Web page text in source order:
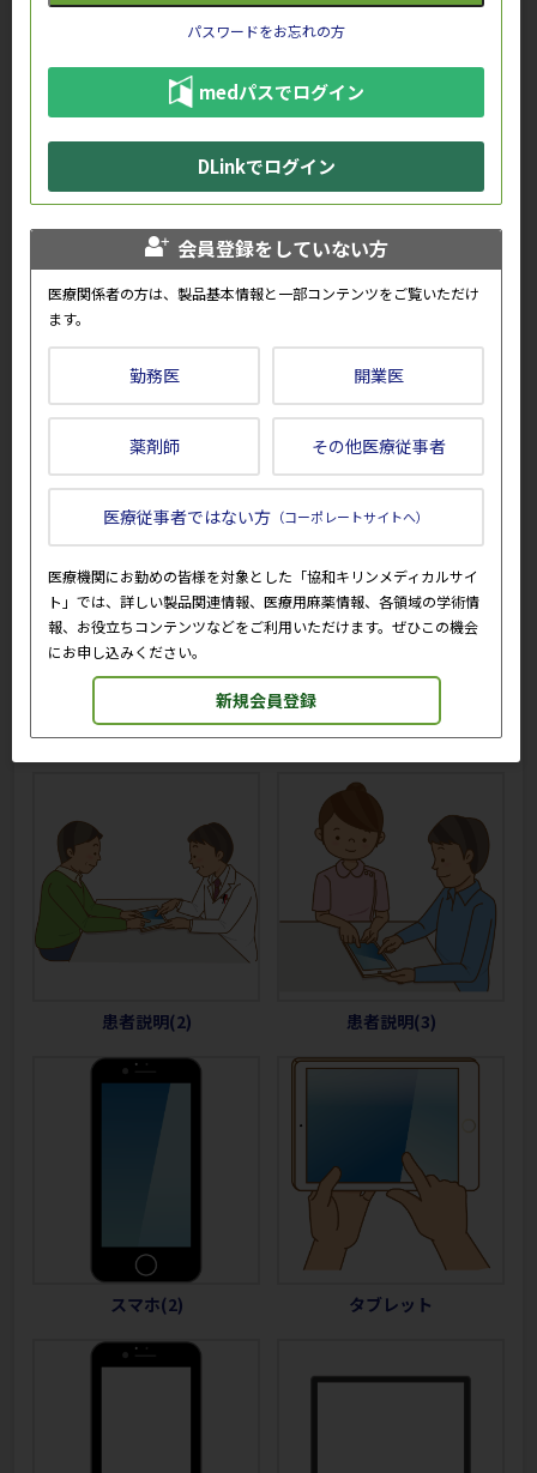
MR（タブレット）(2)
Web会議(2) Web会議(3)
Web会議(5) 患者説明(1)
患者説明(2) 患者説明(3)
スマホ(2) タブレット
会員登録をしていない方
医療関係者の方は、製品基本情報と一部コンテンツをご覧いただけ
ます。
勤務医 開業医
薬剤師 その他医療従事者
医療従事者ではない方 （コーポレートサイトへ）
医療機関にお勤めの皆様を対象とした「協和キリンメディカルサイ
ト」では、詳しい製品関連情報、医療用麻薬情報、各領域の学術情
報、お役立ちコンテンツなどをご利用いただけます。ぜひこの機会
にお申し込みください。
新規会員登録
パスワードをお忘れの方
medパスでログイン
DLinkでログイン